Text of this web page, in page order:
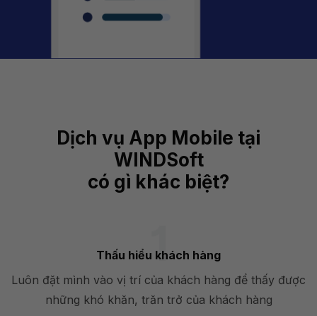
Dịch vụ App Mobile tại
WINDSoft
có gì khác biệt?
Thấu hiểu khách hàng
Luôn đặt mình vào vị trí của khách hàng để thấy được
những khó khăn, trăn trở của khách hàng